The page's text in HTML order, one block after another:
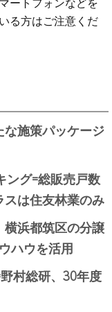
る方はご注意くだ
施策パッケージ
ング=総販売戸数
は住友林業のみ
浜都筑区の分譲
ハウを活用
村総研、30年度